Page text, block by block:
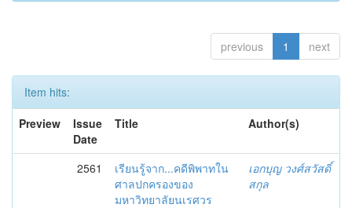
previous 1 next
Item hits:
Preview
Issue
Date
Title Author(s)
2561
เรียนรู้จาก...คดีพิพาทใน
ศาลปกครองของ
มหาวิทยาลัยนเรศวร
เอกบุญ วงศ์สวัสดิ์
สกุล